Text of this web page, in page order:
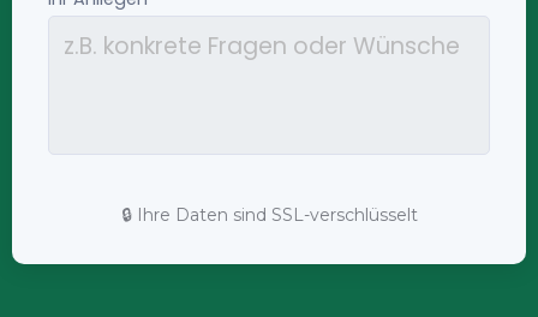
🔒 Ihre Daten sind SSL-verschlüsselt